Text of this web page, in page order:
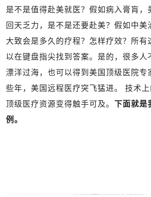
是不是值得赴美就医？假如病入膏肓，
回天乏力，是不是还要赴美？假如中美
大致会是多久的疗程？怎样疗效？所有
以在键盘指尖找到答案。是的，很多人
漂洋过海，也可以得到美国顶级医院专
些年，美国远程医疗突飞猛进。 技术
顶级医疗资源变得触手可及。 下面就是
例。